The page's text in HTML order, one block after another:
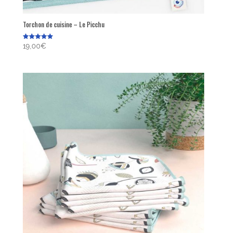
Torchon de cuisine – Le Picchu
Note
5.00
19,00€